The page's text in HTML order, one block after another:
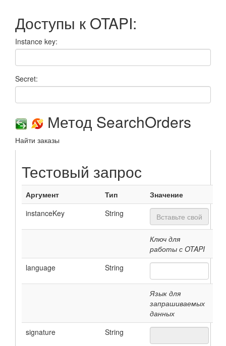
Доступы к OTAPI:
Instance key:
Secret:
Метод SearchOrders
Найти заказы
Тестовый запрос
Аргумент Тип
Значение
instanceKey
String
Ключ для
работы с OTAPI
language
String
Язык для
запрашиваемых
данных
signature
String